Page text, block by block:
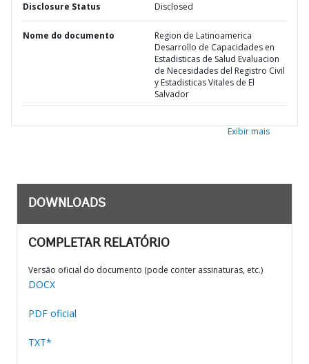
Disclosure Status Disclosed
Nome do documento
Region de Latinoamerica
Desarrollo de Capacidades en
Estadisticas de Salud Evaluacion
de Necesidades del Registro Civil
y Estadisticas Vitales de El
Salvador
Exibir mais
DOWNLOADS
COMPLETAR RELATÓRIO
Versão oficial do documento (pode conter assinaturas, etc.)
DOCX
PDF oficial
TXT*